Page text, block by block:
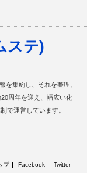
ステ)
を集約し、それを整理、
周年を迎え、幅広い化
で運営しています。
プ Facebook
Twitter